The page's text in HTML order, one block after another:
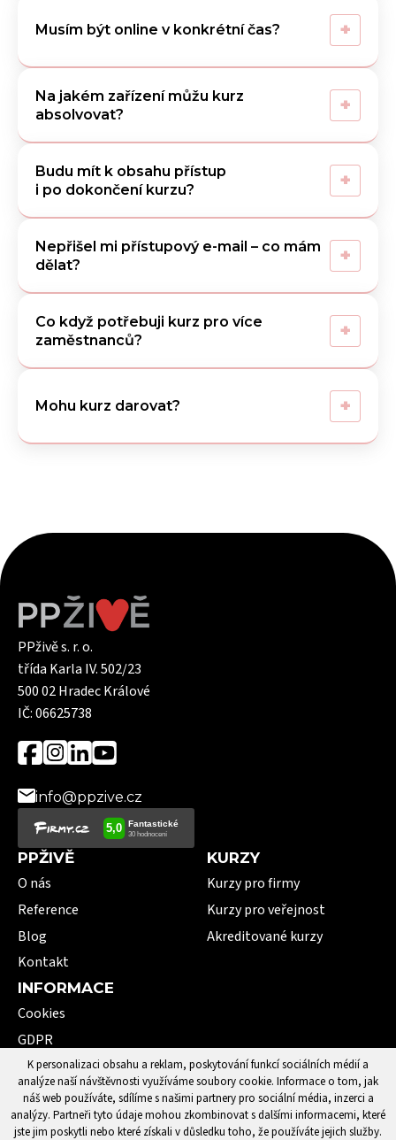
Musím být online v konkrétní čas? +
Na jakém zařízení můžu kurz
absolvovat?
+
Budu mít k obsahu přístup
i po dokončení kurzu?
+
Nepřišel mi přístupový e-mail – co mám
dělat?
+
Co když potřebuji kurz pro více
zaměstnanců?
+
Mohu kurz darovat? +
K personalizaci obsahu a reklam, poskytování funkcí sociálních médií a
analýze naší návštěvnosti využíváme soubory cookie. Informace o tom, jak
náš web používáte, sdílíme s našimi partnery pro sociální média, inzerci a
analýzy. Partneři tyto údaje mohou zkombinovat s dalšími informacemi, které
jste jim poskytli nebo které získali v důsledku toho, že používáte jejich služby.
PPživě s. r. o.
třída Karla IV. 502/23
500 02 Hradec Králové
IČ: 06625738
info@ppzive.cz
PPŽIVĚ
O nás
Reference
Blog
Kontakt
KURZY
Kurzy pro firmy
Kurzy pro veřejnost
Akreditované kurzy
INFORMACE
Cookies
GDPR
VOP
101 pojmů první pomoci